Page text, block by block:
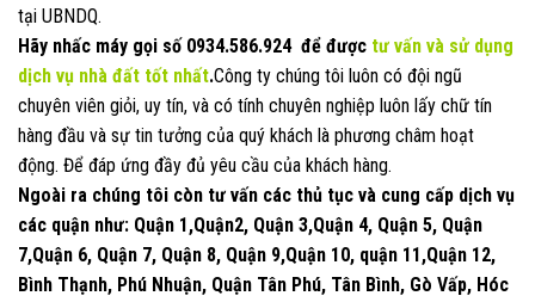
tại UBNDQ.
Hãy nhấc máy gọi số 0934.586.924 để được tư vấn và sử dụng
dịch vụ nhà đất tốt nhất.Công ty chúng tôi luôn có đội ngũ
chuyên viên giỏi, uy tín, và có tính chuyên nghiệp luôn lấy chữ tín
hàng đầu và sự tin tưởng của quý khách là phương châm hoạt
động. Để đáp ứng đầy đủ yêu cầu của khách hàng.
Ngoài ra chúng tôi còn tư vấn các thủ tục và cung cấp dịch vụ
các quận như: Quận 1,Quận2, Quận 3,Quận 4, Quận 5, Quận
7,Quận 6, Quận 7, Quận 8, Quận 9,Quận 10, quận 11,Quận 12,
Bình Thạnh, Phú Nhuận, Quận Tân Phú, Tân Bình, Gò Vấp, Hóc